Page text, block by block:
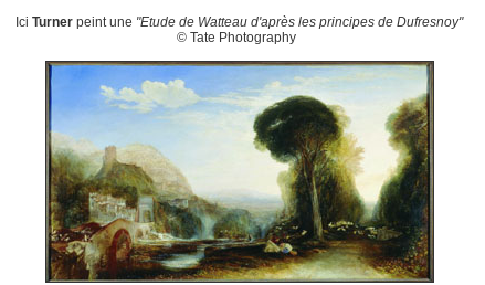
Ici Turner peint une "Etude de Watteau d'après les principes de Dufresnoy"
© Tate Photography